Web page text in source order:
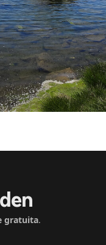
gratuita.